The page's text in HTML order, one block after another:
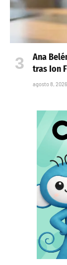
Ana
tras Ion
agosto 8, 2026